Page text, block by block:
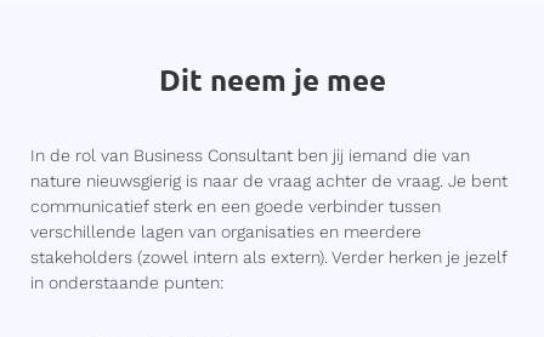
Dit neem je mee
In de rol van Business Consultant ben jij iemand die van
nature nieuwsgierig is naar de vraag achter de vraag. Je bent
communicatief sterk en een goede verbinder tussen
verschillende lagen van organisaties en meerdere
stakeholders (zowel intern als extern). Verder herken je jezelf
in onderstaande punten: